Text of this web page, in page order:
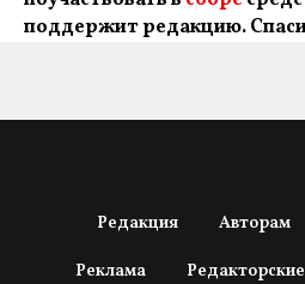
поддержит редакцию.
Редакция Авторам
Реклама